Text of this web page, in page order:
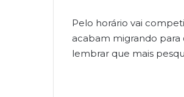
Pelo horário vai
acabam migrando para
lembrar que mais